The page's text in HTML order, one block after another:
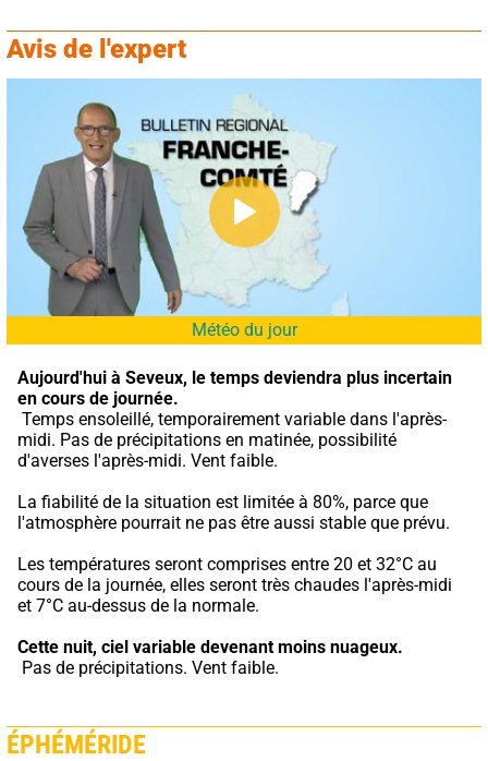
Avis de l'expert
Météo du jour
Aujourd'hui à Seveux, le temps deviendra plus incertain
en cours de journée.
midi. Pas de précipitations en matinée, possibilité
d'averses l'après-midi. Vent faible.
La fiabilité de la situation est limitée à 80%, parce que
l'atmosphère pourrait ne pas être aussi stable que prévu.
Les températures seront comprises entre 20 et 32°C au
cours de la journée, elles seront très chaudes l'après-midi
et 7°C au-dessus de la normale.
Cette nuit, ciel variable devenant moins nuageux.
Pas de précipitations. Vent faible.
ÉPHÉMÉRIDE